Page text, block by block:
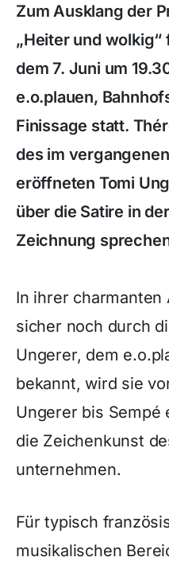
Zum Ausklang der
„Heiter und wolkig“
dem 7. Juni um
e.o.plauen,
Finissage statt.
des im
eröffneten Tomi
über die Satire in
Zeichnung
In ihrer charmanten
sicher noch durch
Ungerer, dem
bekannt, wird sie
Ungerer bis Sempé
die Zeichenkunst
unternehmen.
Für typisch
musikalischen